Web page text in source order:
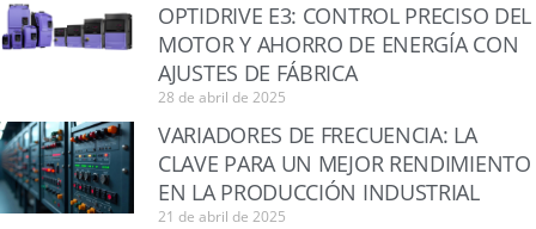
OPTIDRIVE E3: CONTROL PRECISO DEL
MOTOR Y AHORRO DE ENERGÍA CON
AJUSTES DE FÁBRICA
28 de abril de 2025
VARIADORES DE FRECUENCIA: LA
CLAVE PARA UN MEJOR RENDIMIENTO
EN LA PRODUCCIÓN INDUSTRIAL
21 de abril de 2025